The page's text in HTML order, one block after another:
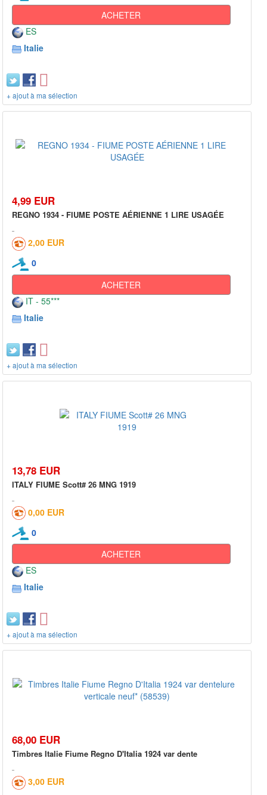
ACHETER
ES
Italie
+ ajout à ma sélection
4,99 EUR
REGNO 1934 - FIUME POSTE AÉRIENNE 1 LIRE USAGÉE
2,00 EUR
0
ACHETER
IT - 55***
Italie
+ ajout à ma sélection
13,78 EUR
ITALY FIUME Scott# 26 MNG 1919
0,00 EUR
0
ACHETER
ES
Italie
+ ajout à ma sélection
68,00 EUR
Timbres Italie Fiume Regno D'Italia 1924 var dente
3,00 EUR